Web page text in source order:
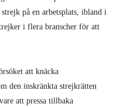
på en arbetsplats, ibland i
i flera branscher för att
att knäcka
den inskränkta strejkrätten
att pressa tillbaka